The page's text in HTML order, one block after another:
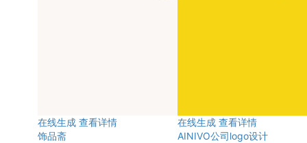
在线生成 查看详情
饰品斋
在线生成 查看详情
AINIVO公司logo设计